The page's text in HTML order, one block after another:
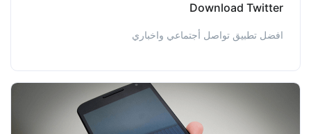
Download Twitter
افضل تطبيق تواصل أجتماعي واخباري